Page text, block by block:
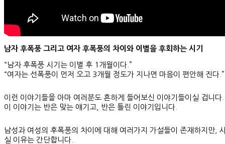
남자 후폭풍 그리고 여자 후폭풍의 차이와 이별을 후회하는 시기
“남자 후폭풍 시기는 이별 후 1개월이다.”
“여자는 선폭풍이 먼저 오고 3개월 정도가 지나면 마음이 편안해 진다.”
이런 이야기들을 아마 여러분도 흔하게 들어보신 이야기들이실 겁니다.
이 이야기는 반은 맞는 얘기고, 반은 틀린 이야기입니다.
남성과 여성의 후폭풍의 차이에 대해 여러가지 가설들이 존재하지만,
실 이유는 간단합니다.